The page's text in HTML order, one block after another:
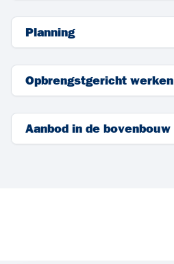
Planning
Opbrengstgericht werken
Aanbod in de bovenbouw